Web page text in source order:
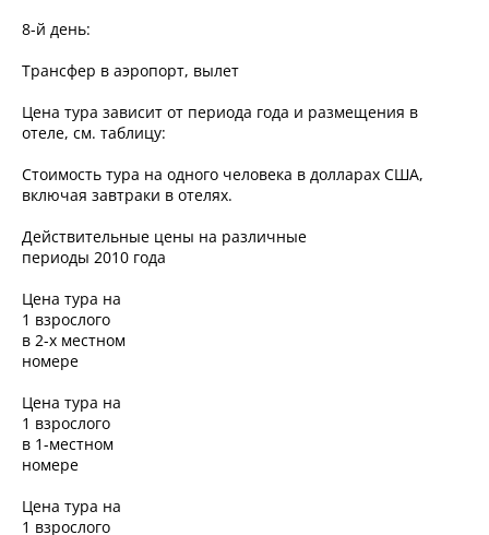
8-й день:
Трансфер в аэропорт, вылет
Цена тура зависит от периода года и размещения в
отеле, см. таблицу:
Стоимость тура на одного человека в долларах США,
включая завтраки в отелях.
Действительные цены на различные
периоды 2010 года
Цена тура на
1 взрослого
в 2-х местном
номере
Цена тура на
1 взрослого
в 1-местном
номере
Цена тура на
1 взрослого